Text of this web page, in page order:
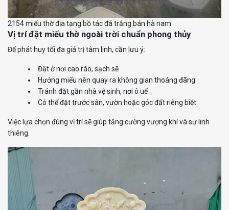
2154 miếu thờ địa tạng bồ tác đá trắng bán hà nam
Vị trí đặt miếu thờ ngoài trời chuẩn phong thủy
Để phát huy tối đa giá trị tâm linh, cần lưu ý:
Đặt ở nơi cao ráo, sạch sẽ
Hướng miếu nên quay ra không gian thoáng đãng
Tránh đặt gần nhà vệ sinh, nơi ô uế
Có thể đặt trước sân, vườn hoặc góc đất riêng biệt
Việc lựa chọn đúng vị trí sẽ giúp tăng cường vượng khí và sự linh
thiêng.